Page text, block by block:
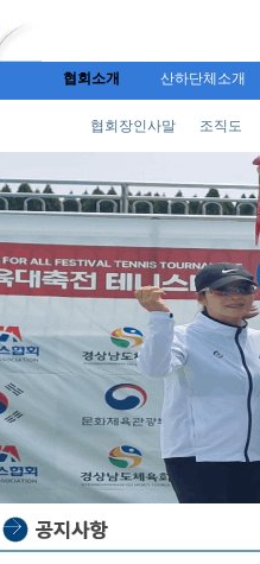
협회소개 산하단체소개
협회장인사말 조직도